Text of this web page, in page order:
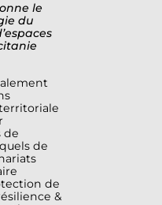
le
du
de
de
de
&